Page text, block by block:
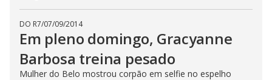
DO R7/07/09/2014
Em pleno domingo, Gracyanne
Barbosa treina pesado
Mulher do Belo mostrou corpão em selfie no espelho